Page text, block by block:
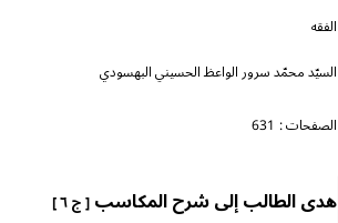
الفقه
السيّد محمّد سرور الواعظ الحسيني البهسودي
الصفحات : 631
هدى الطالب إلى شرح المكاسب[ ج ٦ ]